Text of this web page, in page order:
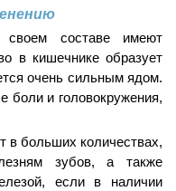
составе имеют
в кишечнике образует
очень сильным ядом.
и головокружения,
в больших количествах,
зубов, а также
если в наличии